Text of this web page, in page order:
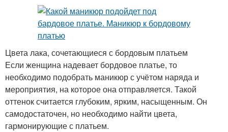
Цвета лака, сочетающиеся с бордовым платьем
Если женщина надевает бордовое платье, то
необходимо подобрать маникюр с учётом наряда и
мероприятия, на которое она отправляется. Такой
оттенок считается глубоким, ярким, насыщенным. Он
самодостаточен, но необходимо найти цвета,
гармонирующие с платьем.